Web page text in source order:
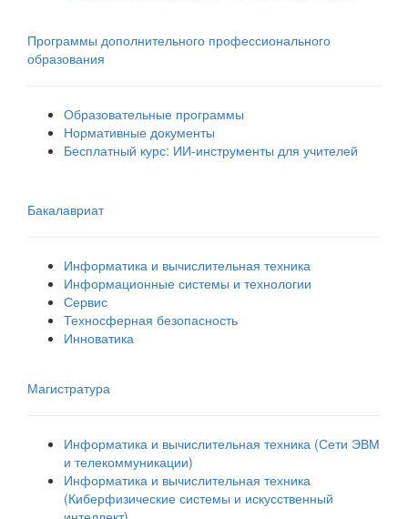
Программы дополнительного профессионального
образования
Образовательные программы
Нормативные документы
Бесплатный курс: ИИ‑инструменты для учителей
Бакалавриат
Информатика и вычислительная техника
Информационные системы и технологии
Сервис
Техносферная безопасность
Инноватика
Магистратура
Информатика и вычислительная техника (Сети ЭВМ
и телекоммуникации)
Информатика и вычислительная техника
(Киберфизические системы и искусственный